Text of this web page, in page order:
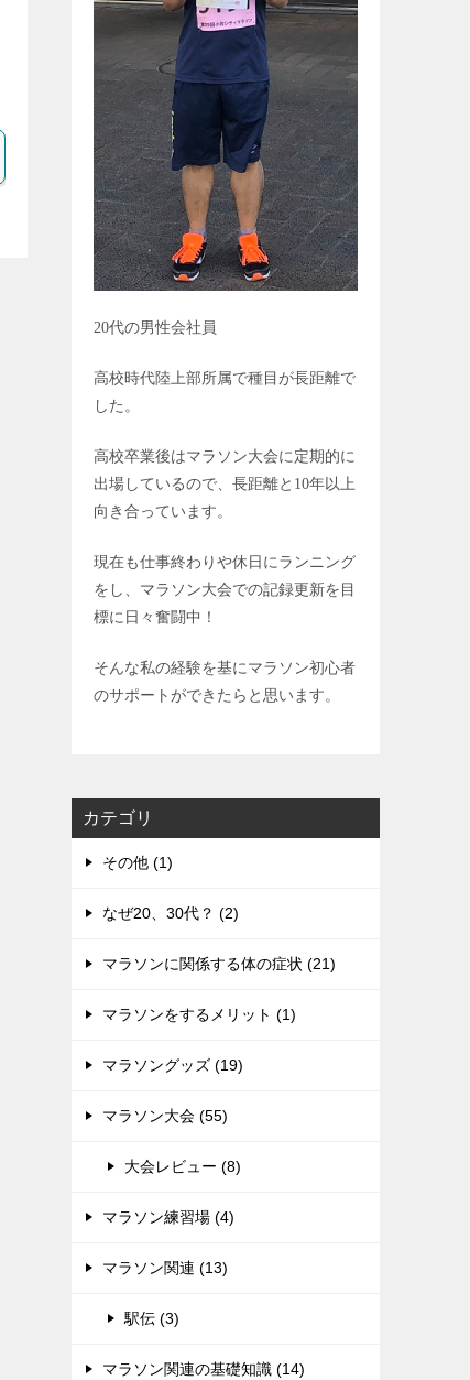
20代の男性会社員
高校時代陸上部所属で種目が長距離で
した。
高校卒業後はマラソン大会に定期的に
出場しているので、長距離と 10年以上
向き合っています。
現在も仕事終わりや休日にランニング
をし、マラソン大会での記録更新を目
標に日々奮闘中！
そんな私の経験を基にマラソン初心者
のサポートができたらと思います。
カテゴリ
その他 (1)
なぜ20、30代？ (2)
マラソンに関係する体の症状 (21)
マラソンをするメリット (1)
マラソングッズ (19)
マラソン大会 (55)
大会レビュー (8)
マラソン練習場 (4)
マラソン関連 (13)
駅伝 (3)
マラソン関連の基礎知識 (14)